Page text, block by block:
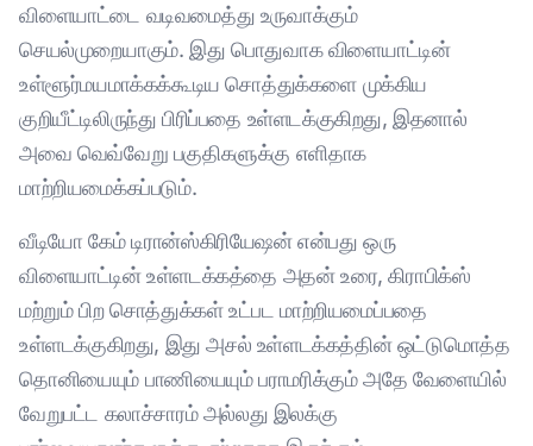
விளையாட்டை வடிவமைத்து உருவாக்கும்
செயல்முறையாகும். இது பொதுவாக விளையாட்டின்
உள்ளூர்மயமாக்கக்கூடிய சொத்துக்களை முக்கிய
குறியீட்டிலிருந்து பிரிப்பதை உள்ளடக்குகிறது, இதனால்
அவை வெவ்வேறு பகுதிகளுக்கு எளிதாக
மாற்றியமைக்கப்படும்.
வீடியோ கேம் டிரான்ஸ்கிரியேஷன் என்பது ஒரு
விளையாட்டின் உள்ளடக்கத்தை அதன் உரை, கிராபிக்ஸ்
மற்றும் பிற சொத்துக்கள் உட்பட மாற்றியமைப்பதை
உள்ளடக்குகிறது, இது அசல் உள்ளடக்கத்தின் ஒட்டுமொத்த
தொனியையும் பாணியையும் பராமரிக்கும் அதே வேளையில்
வேறுபட்ட கலாச்சாரம் அல்லது இலக்கு